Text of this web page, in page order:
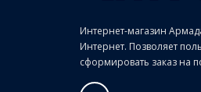
Интернет-магазин
Интернет. Позволяет
сформировать заказ на